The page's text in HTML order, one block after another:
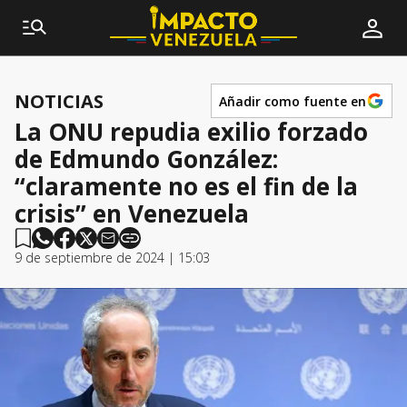
NOTICIAS Añadir como fuente en
La ONU repudia exilio forzado
de Edmundo González:
“claramente no es el fin de la
crisis” en Venezuela
9 de septiembre de 2024 | 15:03